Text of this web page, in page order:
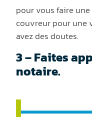
pour vous faire
couvreur pour une
avez des doutes.
3 – Faites
notaire.